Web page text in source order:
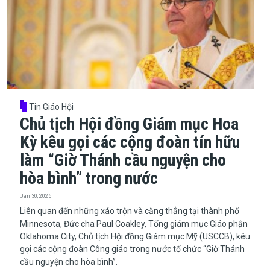
Tin Giáo Hội
Chủ tịch Hội đồng Giám mục Hoa
Kỳ kêu gọi các cộng đoàn tín hữu
làm “Giờ Thánh cầu nguyện cho
hòa bình” trong nước
Jan 30, 2026
Liên quan đến những xáo trộn và căng thẳng tại thành phố
Minnesota, Đức cha Paul Coakley, Tổng giám mục Giáo phận
Oklahoma City, Chủ tịch Hội đồng Giám mục Mỹ (USCCB), kêu
gọi các cộng đoàn Công giáo trong nước tổ chức “Giờ Thánh
cầu nguyện cho hòa bình”.